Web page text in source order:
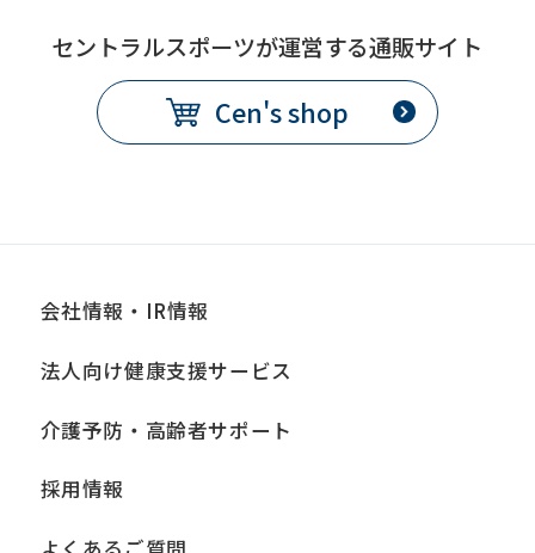
セントラルスポーツが運営する通販サイト
Cen's shop
会社情報・IR情報
法人向け健康支援サービス
介護予防・高齢者サポート
採用情報